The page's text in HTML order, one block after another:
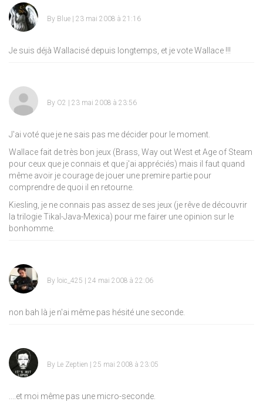
By Blue | 23 mai 2008 à 21:16
Je suis déjà Wallacisé depuis longtemps, et je vote Wallace !!!
By O2 | 23 mai 2008 à 23:56
J'ai voté que je ne sais pas me décider pour le moment.
Wallace fait de très bon jeux (Brass, Way out West et Age of Steam
pour ceux que je connais et que j'ai appréciés) mais il faut quand
même avoir je courage de jouer une premire partie pour
comprendre de quoi il en retourne.
Kiesling, je ne connais pas assez de ses jeux (je rêve de découvrir
la trilogie Tikal-Java-Mexica) pour me fairer une opinion sur le
bonhomme.
By loic_425 | 24 mai 2008 à 22:06
non bah là je n'ai même pas hésité une seconde.
By Le Zeptien | 25 mai 2008 à 23:05
....et moi même pas une micro-seconde.